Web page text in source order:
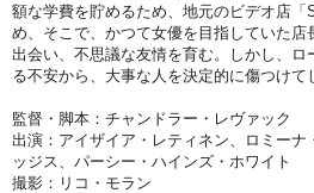
額な学費を貯めるため、地元のビデオ店
め、そこで、かつて女優を目指していた店
出会い、不思議な友情を育む。しかし、ロ
る不安から、大事な人を決定的に傷つけ
監督・脚本：チャンドラー・レヴァック
出演：アイザイア・レティネン、ロミーナ
ッジス、パーシー・ハインズ・ホワイト
撮影：リコ・モラン